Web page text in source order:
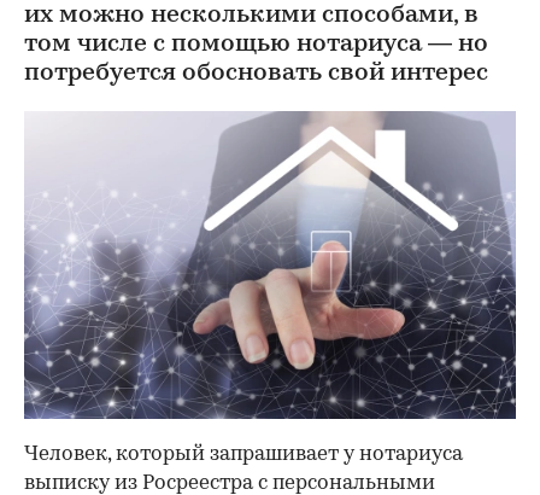
их можно несколькими способами, в
том числе с помощью нотариуса — но
потребуется обосновать свой интерес
Человек, который запрашивает у нотариуса
выписку из Росреестра с персональными